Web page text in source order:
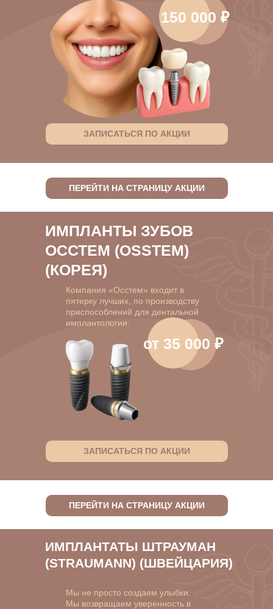
150 000 ₽
ЗАПИСАТЬСЯ ПО АКЦИИ
ПЕРЕЙТИ НА СТРАНИЦУ АКЦИИ
ИМПЛАНТЫ ЗУБОВ
ОССТЕМ (OSSTEM)
(КОРЕЯ)
Компания «Осстем» входит в
пятерку лучших, по производству
приспособлений для дентальной
имплантологии.
от 35 000 ₽
ЗАПИСАТЬСЯ ПО АКЦИИ
ПЕРЕЙТИ НА СТРАНИЦУ АКЦИИ
ИМПЛАНТАТЫ ШТРАУМАН
(STRAUMANN) (ШВЕЙЦАРИЯ)
Мы не просто создаем улыбки.
Мы возвращаем уверенность в